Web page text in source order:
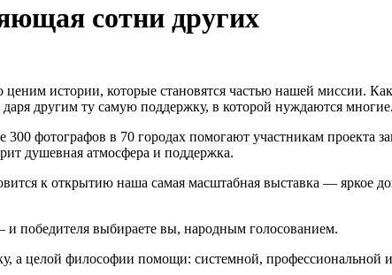
сотни других
истории, которые становятся частью нашей миссии.
другим ту самую поддержку, в которой нуждаются многие.
300 фотографов в 70 городах помогают участникам проекта
душевная атмосфера и поддержка.
к открытию наша самая масштабная выставка — яркое
выбираете вы, народным голосованием.
а целой философии помощи: системной, профессиональной